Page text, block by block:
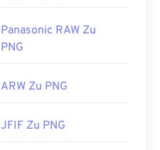
Panasonic RAW Zu
PNG
ARW Zu PNG
JFIF Zu PNG